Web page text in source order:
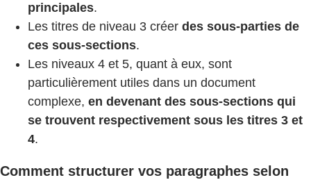
principales.
Les titres de niveau 3 créer des sous-parties de
ces sous-sections.
Les niveaux 4 et 5, quant à eux, sont
particulièrement utiles dans un document
complexe, en devenant des sous-sections qui
se trouvent respectivement sous les titres 3 et
4.
Comment structurer vos paragraphes selon